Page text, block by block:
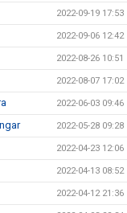
2022-09-19 17:53
2022-09-06 12:42
2022-08-26 10:51
2022-08-07 17:02
2022-06-03 09:46
2022-05-28 09:28
2022-04-23 12:06
2022-04-13 08:52
2022-04-12 21:36